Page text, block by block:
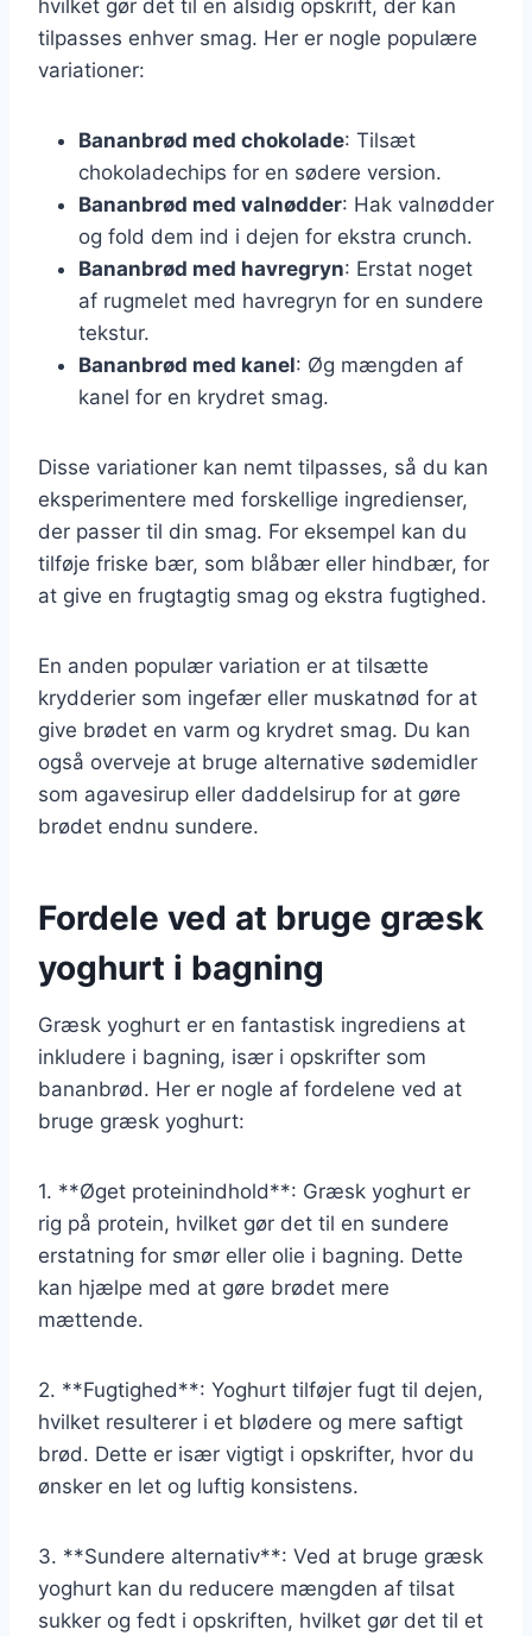
hvilket gør det til en alsidig opskrift, der kan
tilpasses enhver smag. Her er nogle populære
variationer:
Bananbrød med chokolade: Tilsæt
chokoladechips for en sødere version.
Bananbrød med valnødder: Hak valnødder
og fold dem ind i dejen for ekstra crunch.
Bananbrød med havregryn: Erstat noget
af rugmelet med havregryn for en sundere
tekstur.
Bananbrød med kanel: Øg mængden af
kanel for en krydret smag.
Disse variationer kan nemt tilpasses, så du kan
eksperimentere med forskellige ingredienser,
der passer til din smag. For eksempel kan du
tilføje friske bær, som blåbær eller hindbær, for
at give en frugtagtig smag og ekstra fugtighed.
En anden populær variation er at tilsætte
krydderier som ingefær eller muskatnød for at
give brødet en varm og krydret smag. Du kan
også overveje at bruge alternative sødemidler
som agavesirup eller daddelsirup for at gøre
brødet endnu sundere.
Fordele ved at bruge græsk
yoghurt i bagning
Græsk yoghurt er en fantastisk ingrediens at
inkludere i bagning, især i opskrifter som
bananbrød. Her er nogle af fordelene ved at
bruge græsk yoghurt:
1. **Øget proteinindhold**: Græsk yoghurt er
rig på protein, hvilket gør det til en sundere
erstatning for smør eller olie i bagning. Dette
kan hjælpe med at gøre brødet mere
mættende.
2. **Fugtighed**: Yoghurt tilføjer fugt til dejen,
hvilket resulterer i et blødere og mere saftigt
brød. Dette er især vigtigt i opskrifter, hvor du
ønsker en let og luftig konsistens.
3. **Sundere alternativ**: Ved at bruge græsk
yoghurt kan du reducere mængden af tilsat
sukker og fedt i opskriften, hvilket gør det til et